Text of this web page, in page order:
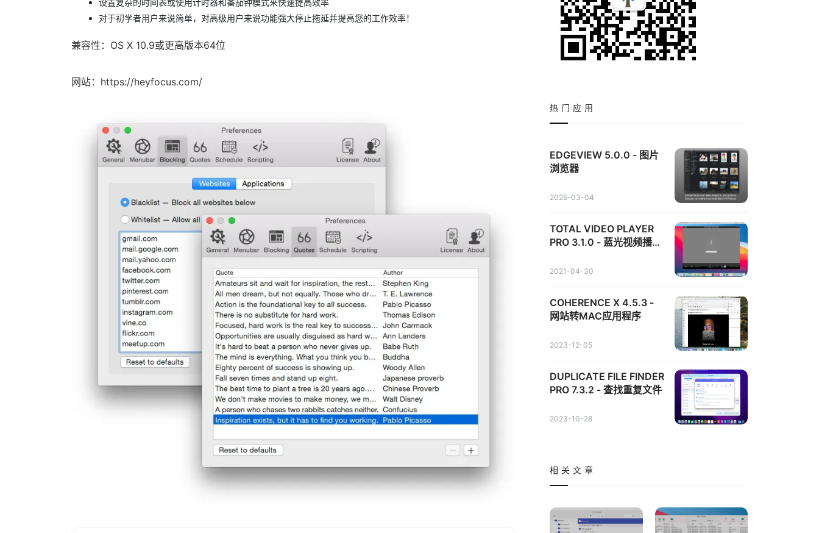
设置复杂的时间表或使用计时器和番茄钟模式来快速提高效率
对于初学者用户来说简单，对高级用户来说功能强大停止拖延并提高您的工作效率！
兼容性：OS X 10.9或更高版本64位
网站：https://heyfocus.com/
热门应用
EDGEVIEW 5.0.0 - 图片
浏览器
2025-03-04
TOTAL VIDEO PLAYER
PRO 3.1.0 - 蓝光视频播放
2021-04-30
COHERENCE X 4.5.3 -
网站转MAC应用程序
2023-12-05
DUPLICATE FILE FINDER
PRO 7.3.2 - 查找重复文件
2023-10-28
相关文章